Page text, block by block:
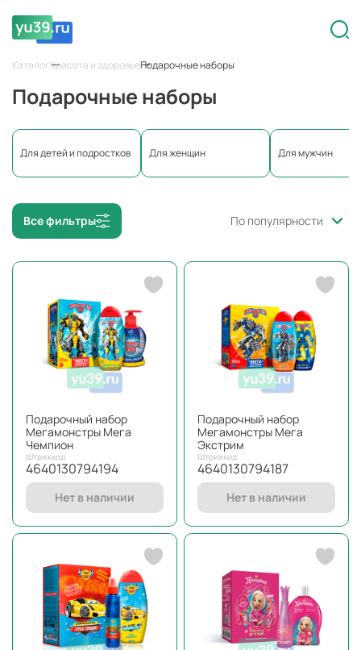
КаталогКрасота и здоровьеПодарочные наборы
Подарочные наборы
Для детей и подростков Для женщин Для мужчин
Все фильтры По популярности
Подарочный набор
Мегамонстры Мега
Чемпион
Штрихкод
4640130794194
Нет в наличии
Подарочный набор
Мегамонстры Мега
Экстрим
Штрихкод
4640130794187
Нет в наличии